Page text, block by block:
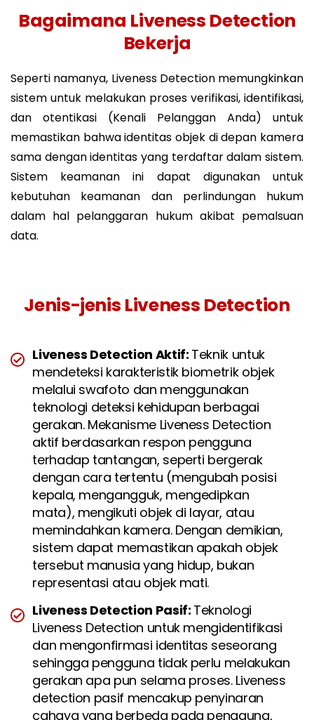
Bagaimana Liveness Detection
Bekerja
Seperti namanya, Liveness Detection memungkinkan
sistem untuk melakukan proses verifikasi, identifikasi,
dan otentikasi (Kenali Pelanggan Anda) untuk
memastikan bahwa identitas objek di depan kamera
sama dengan identitas yang terdaftar dalam sistem.
Sistem keamanan ini dapat digunakan untuk
kebutuhan keamanan dan perlindungan hukum
dalam hal pelanggaran hukum akibat pemalsuan
data.
Jenis-jenis Liveness Detection
Liveness Detection Aktif: Teknik untuk
mendeteksi karakteristik biometrik objek
melalui swafoto dan menggunakan
teknologi deteksi kehidupan berbagai
gerakan. Mekanisme Liveness Detection
aktif berdasarkan respon pengguna
terhadap tantangan, seperti bergerak
dengan cara tertentu (mengubah posisi
kepala, mengangguk, mengedipkan
mata), mengikuti objek di layar, atau
memindahkan kamera. Dengan demikian,
sistem dapat memastikan apakah objek
tersebut manusia yang hidup, bukan
representasi atau objek mati.
Liveness Detection Pasif: Teknologi
Liveness Detection untuk mengidentifikasi
dan mengonfirmasi identitas seseorang
sehingga pengguna tidak perlu melakukan
gerakan apa pun selama proses. Liveness
detection pasif mencakup penyinaran
cahaya yang berbeda pada pengguna,